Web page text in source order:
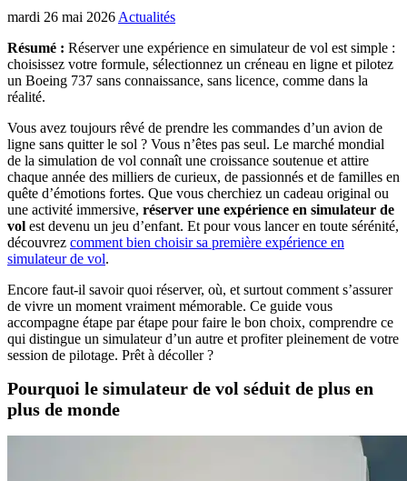
mardi 26 mai 2026 Actualités
Résumé : Réserver une expérience en simulateur de vol est simple :
choisissez votre formule, sélectionnez un créneau en ligne et pilotez
un Boeing 737 sans connaissance, sans licence, comme dans la
réalité.
Vous avez toujours rêvé de prendre les commandes d’un avion de
ligne sans quitter le sol ? Vous n’êtes pas seul. Le marché mondial
de la simulation de vol connaît une croissance soutenue et attire
chaque année des milliers de curieux, de passionnés et de familles en
quête d’émotions fortes. Que vous cherchiez un cadeau original ou
une activité immersive, réserver une expérience en simulateur de
vol est devenu un jeu d’enfant. Et pour vous lancer en toute sérénité,
découvrez comment bien choisir sa première expérience en
simulateur de vol.
Encore faut-il savoir quoi réserver, où, et surtout comment s’assurer
de vivre un moment vraiment mémorable. Ce guide vous
accompagne étape par étape pour faire le bon choix, comprendre ce
qui distingue un simulateur d’un autre et profiter pleinement de votre
session de pilotage. Prêt à décoller ?
Pourquoi le simulateur de vol séduit de plus en
plus de monde